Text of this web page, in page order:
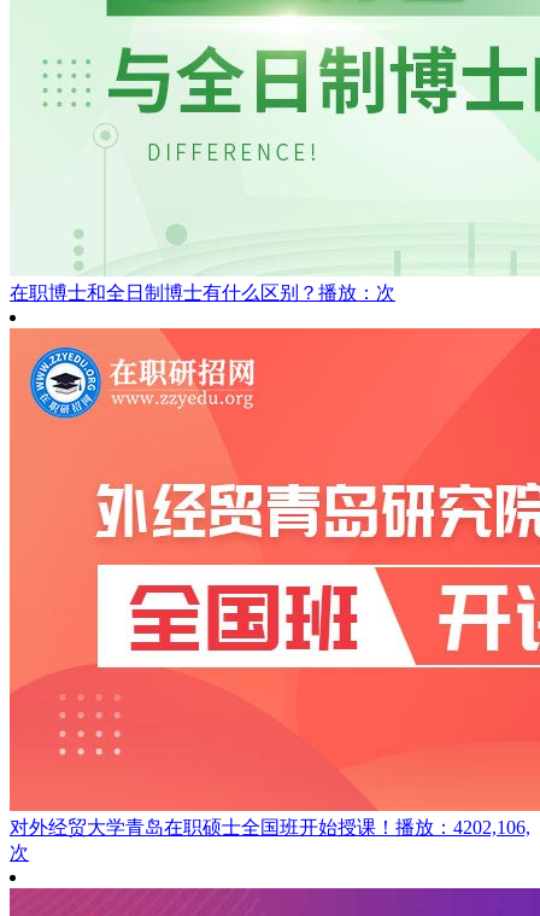
在职博士和全日制博士有什么区别？ 播放：次
对外经贸大学青岛在职硕士全国班开始授课！ 播放：4202,106,
次